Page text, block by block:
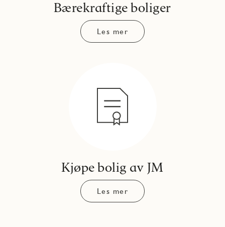
Bærekraftige boliger
Les mer
Kjøpe bolig av JM
Les mer